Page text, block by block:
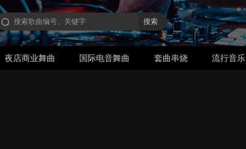
搜索
夜店商业舞曲 国际电音舞曲 套曲串烧 流行音乐